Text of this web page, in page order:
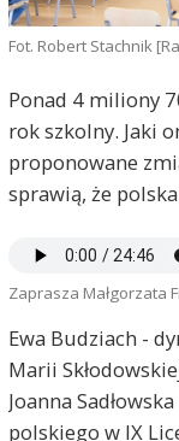
Fot. Robert Stachnik
Ponad 4 miliony
rok szkolny. Jaki
proponowane
sprawią, że
Zaprasza Małgorzata
Ewa Budziach -
Marii
Joanna
polskiego w IX